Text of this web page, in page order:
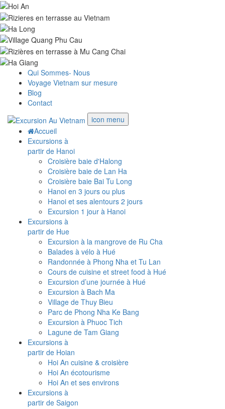
Qui Sommes- Nous
Voyage Vietnam sur mesure
Blog
Contact
icon menu
Accueil
Excursions à
partir de Hanoi
Croisière baie d'Halong
Croisière baie de Lan Ha
Croisière baie Bai Tu Long
Hanoi en 3 jours ou plus
Hanoi et ses alentours 2 jours
Excursion 1 jour à Hanoi
Excursions à
partir de Hue
Excursion à la mangrove de Ru Cha
Balades à vélo à Hué
Randonnée à Phong Nha et Tu Lan
Cours de cuisine et street food à Hué
Excursion d’une journée à Hué
Excursion à Bach Ma
Village de Thuy Bieu
Parc de Phong Nha Ke Bang
Excursion à Phuoc Tich
Lagune de Tam Giang
Excursions à
partir de Hoian
Hoi An cuisine & croisière
Hoi An écotourisme
Hoi An et ses environs
Excursions à
partir de Saigon